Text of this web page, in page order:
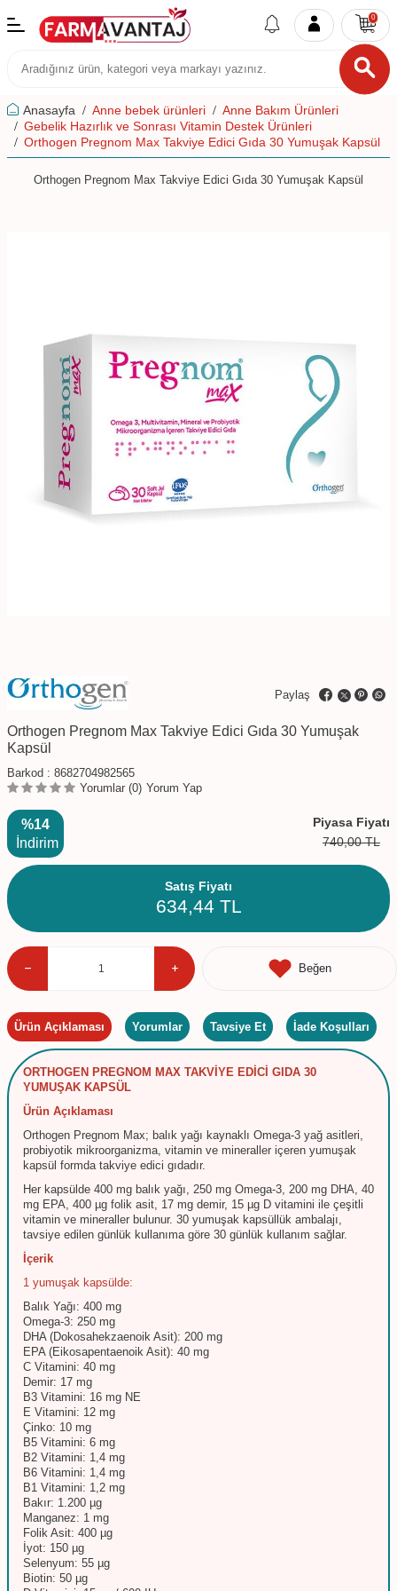
0
Anasayfa Anne bebek ürünleri
Anne Bakım Ürünleri
Gebelik Hazırlık ve Sonrası Vitamin Destek Ürünleri
Orthogen Pregnom Max Takviye Edici Gıda 30 Yumuşak Kapsül
Orthogen Pregnom Max Takviye Edici Gıda 30 Yumuşak Kapsül
Paylaş
Orthogen Pregnom Max Takviye Edici Gıda 30 Yumuşak
Kapsül
Barkod : 8682704982565
Yorumlar (0) Yorum Yap
%14
İndirim
Piyasa Fiyatı
740,00TL
Satış Fiyatı
634,44 TL
Beğen
Ürün Açıklaması Yorumlar Tavsiye Et İade Koşulları
ORTHOGEN PREGNOM MAX TAKVİYE EDİCİ GIDA 30
YUMUŞAK KAPSÜL
Ürün Açıklaması
Orthogen Pregnom Max; balık yağı kaynaklı Omega-3 yağ asitleri,
probiyotik mikroorganizma, vitamin ve mineraller içeren yumuşak
kapsül formda takviye edici gıdadır.
Her kapsülde 400 mg balık yağı, 250 mg Omega-3, 200 mg DHA, 40
mg EPA, 400 µg folik asit, 17 mg demir, 15 µg D vitamini ile çeşitli
vitamin ve mineraller bulunur. 30 yumuşak kapsüllük ambalajı,
tavsiye edilen günlük kullanıma göre 30 günlük kullanım sağlar.
İçerik
1 yumuşak kapsülde:
Balık Yağı: 400 mg
Omega-3: 250 mg
DHA (Dokosahekzaenoik Asit): 200 mg
EPA (Eikosapentaenoik Asit): 40 mg
C Vitamini: 40 mg
Demir: 17 mg
B3 Vitamini: 16 mg NE
E Vitamini: 12 mg
Çinko: 10 mg
B5 Vitamini: 6 mg
B2 Vitamini: 1,4 mg
B6 Vitamini: 1,4 mg
B1 Vitamini: 1,2 mg
Bakır: 1.200 µg
Manganez: 1 mg
Folik Asit: 400 µg
İyot: 150 µg
Selenyum: 55 µg
Biotin: 50 µg